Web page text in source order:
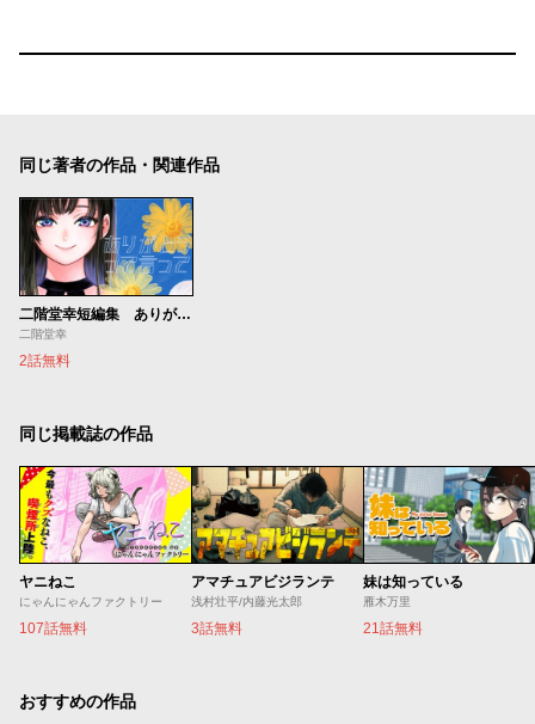
同じ著者の作品・関連作品
二階堂幸短編集 ありがとうって言って
二階堂幸
2話無料
同じ掲載誌の作品
ヤニねこ
にゃんにゃんファクトリー
107話無料
アマチュアビジランテ
浅村壮平/内藤光太郎
3話無料
妹は知っている
雁木万里
21話無料
おすすめの作品